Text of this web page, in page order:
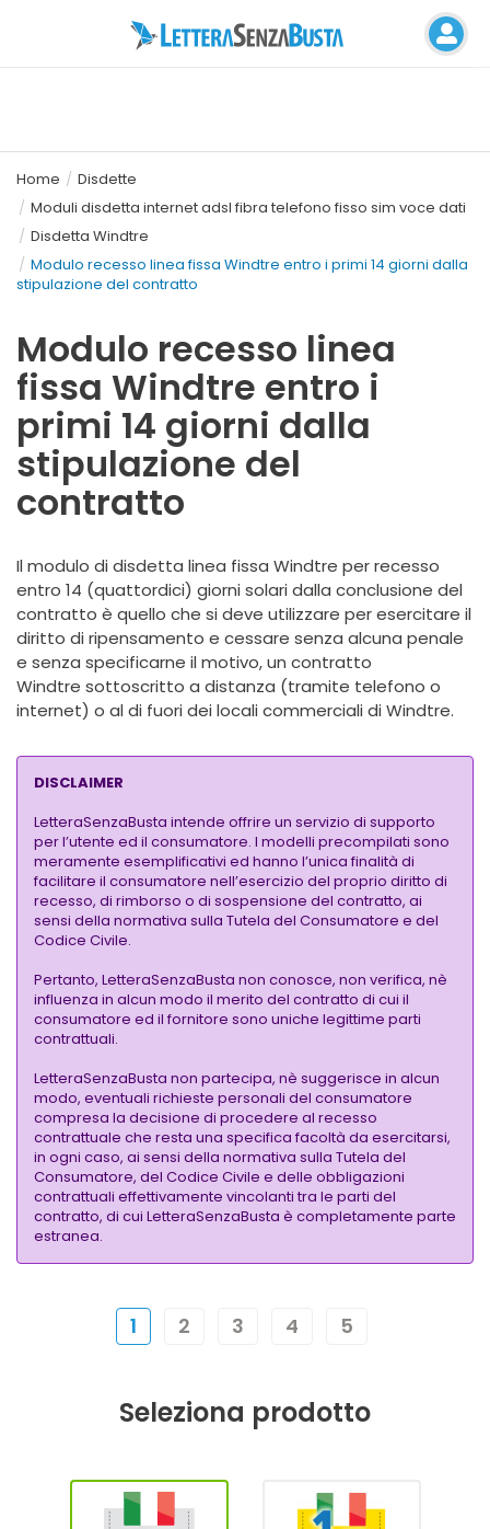
Home
Disdette
Moduli disdetta internet adsl fibra telefono fisso sim voce dati
Disdetta Windtre
Modulo recesso linea fissa Windtre entro i primi 14 giorni dalla
stipulazione del contratto
Modulo recesso linea
fissa Windtre entro i
primi 14 giorni dalla
stipulazione del
contratto
Il modulo di disdetta linea fissa Windtre per recesso
entro 14 (quattordici) giorni solari dalla conclusione del
contratto è quello che si deve utilizzare per esercitare il
diritto di ripensamento e cessare senza alcuna penale
e senza specificarne il motivo, un contratto
Windtre sottoscritto a distanza (tramite telefono o
internet) o al di fuori dei locali commerciali di Windtre.
DISCLAIMER
LetteraSenzaBusta intende offrire un servizio di supporto
per l’utente ed il consumatore. I modelli precompilati sono
meramente esemplificativi ed hanno l’unica finalità di
facilitare il consumatore nell’esercizio del proprio diritto di
recesso, di rimborso o di sospensione del contratto, ai
sensi della normativa sulla Tutela del Consumatore e del
Codice Civile.
Pertanto, LetteraSenzaBusta non conosce, non verifica, nè
influenza in alcun modo il merito del contratto di cui il
consumatore ed il fornitore sono uniche legittime parti
contrattuali.
LetteraSenzaBusta non partecipa, nè suggerisce in alcun
modo, eventuali richieste personali del consumatore
compresa la decisione di procedere al recesso
contrattuale che resta una specifica facoltà da esercitarsi,
in ogni caso, ai sensi della normativa sulla Tutela del
Consumatore, del Codice Civile e delle obbligazioni
contrattuali effettivamente vincolanti tra le parti del
contratto, di cui LetteraSenzaBusta è completamente parte
estranea.
1 2 3 4 5
Seleziona prodotto